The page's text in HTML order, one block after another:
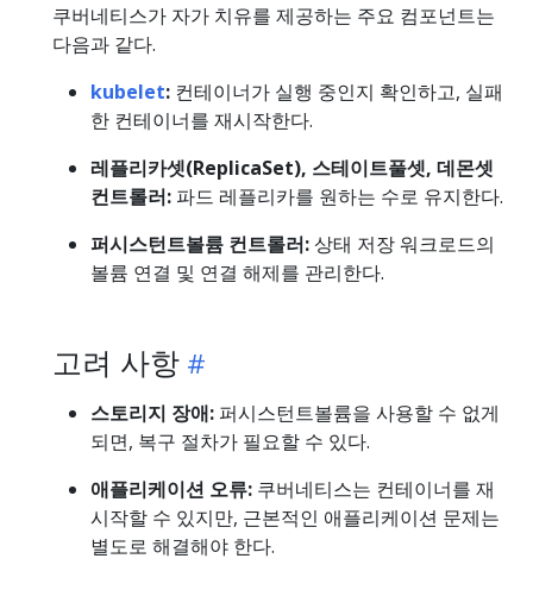
쿠버네티스가 자가 치유를 제공하는 주요 컴포넌트는
다음과 같다.
kubelet: 컨테이너가 실행 중인지 확인하고, 실패
한 컨테이너를 재시작한다.
레플리카셋(ReplicaSet), 스테이트풀셋, 데몬셋
컨트롤러: 파드 레플리카를 원하는 수로 유지한다.
퍼시스턴트볼륨 컨트롤러:상태 저장 워크로드의
볼륨 연결 및 연결 해제를 관리한다.
고려 사항
스토리지 장애: 퍼시스턴트볼륨을 사용할 수 없게
되면, 복구 절차가 필요할 수 있다.
애플리케이션 오류: 쿠버네티스는 컨테이너를 재
시작할 수 있지만, 근본적인 애플리케이션 문제는
별도로 해결해야 한다.